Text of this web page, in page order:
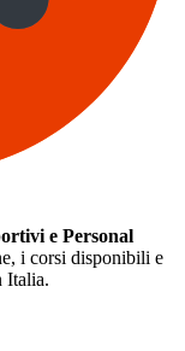
e Personal
i corsi disponibili e
Italia.